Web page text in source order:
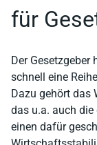
für
Der Gesetzgeber
schnell eine
Dazu gehört das
das u.a. auch
einen dafür